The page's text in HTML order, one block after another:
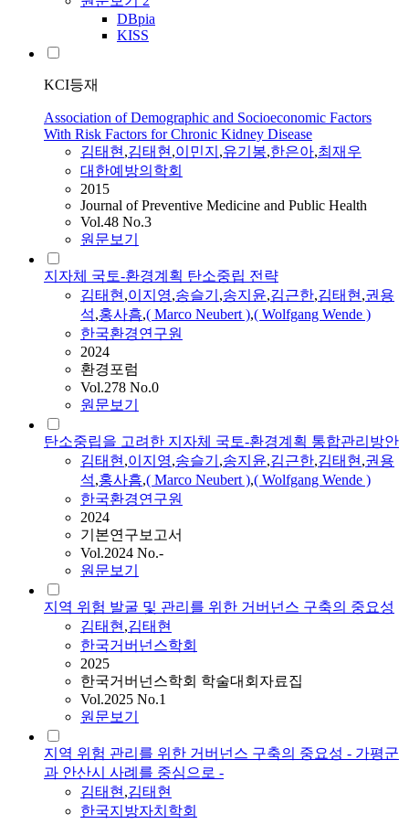
DBpia
KISS
KCI등재
Association of Demographic and Socioeconomic Factors
With Risk Factors for Chronic Kidney Disease
김태현,김태현,이민지 ,유기봉,한은아,최재우
대한예방의학회
2015
Journal of Preventive Medicine and Public Health
Vol.48 No.3
원문보기
지자체 국토-환경계획 탄소중립 전략
김태현,이지영,송슬기 ,송지윤,김근한,김태현,권용
석,홍사흠,( Marco Neubert ),( Wolfgang Wende )
한국환경연구원
2024
환경포럼
Vol.278 No.0
원문보기
탄소중립을 고려한 지자체 국토-환경계획 통합관리방안
김태현,이지영,송슬기 ,송지윤,김근한,김태현,권용
석,홍사흠,( Marco Neubert ),( Wolfgang Wende )
한국환경연구원
2024
기본연구보고서
Vol.2024 No.-
원문보기
지역 위험 발굴 및 관리를 위한 거버넌스 구축의 중요성
김태현,김태현
한국거버넌스학회
2025
한국거버넌스학회 학술대회자료집
Vol.2025 No.1
원문보기
지역 위험 관리를 위한 거버넌스 구축의 중요성 - 가평군
과 안산시 사례를 중심으로 -
김태현,김태현
한국지방자치학회